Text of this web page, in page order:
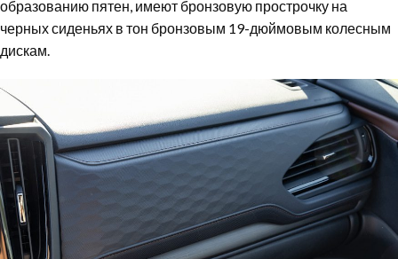
образованию пятен, имеют бронзовую прострочку на
черных сиденьях в тон бронзовым 19-дюймовым колесным
дискам.